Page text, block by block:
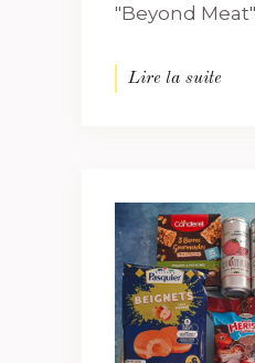
"Beyond
Lire la suite